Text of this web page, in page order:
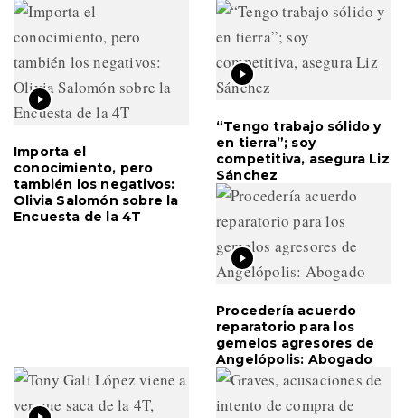
Importa el
conocimiento, pero
también los negativos:
Olivia Salomón sobre la
Encuesta de la 4T
“Tengo trabajo sólido y
en tierra”; soy
competitiva, asegura Liz
Sánchez
Procedería acuerdo
reparatorio para los
gemelos agresores de
Angelópolis: Abogado